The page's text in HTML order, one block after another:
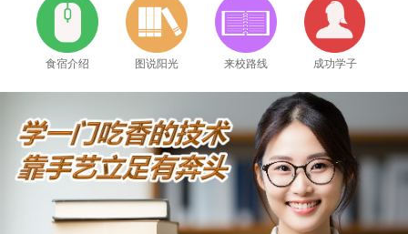
食宿介绍 图说阳光 来校路线 成功学子